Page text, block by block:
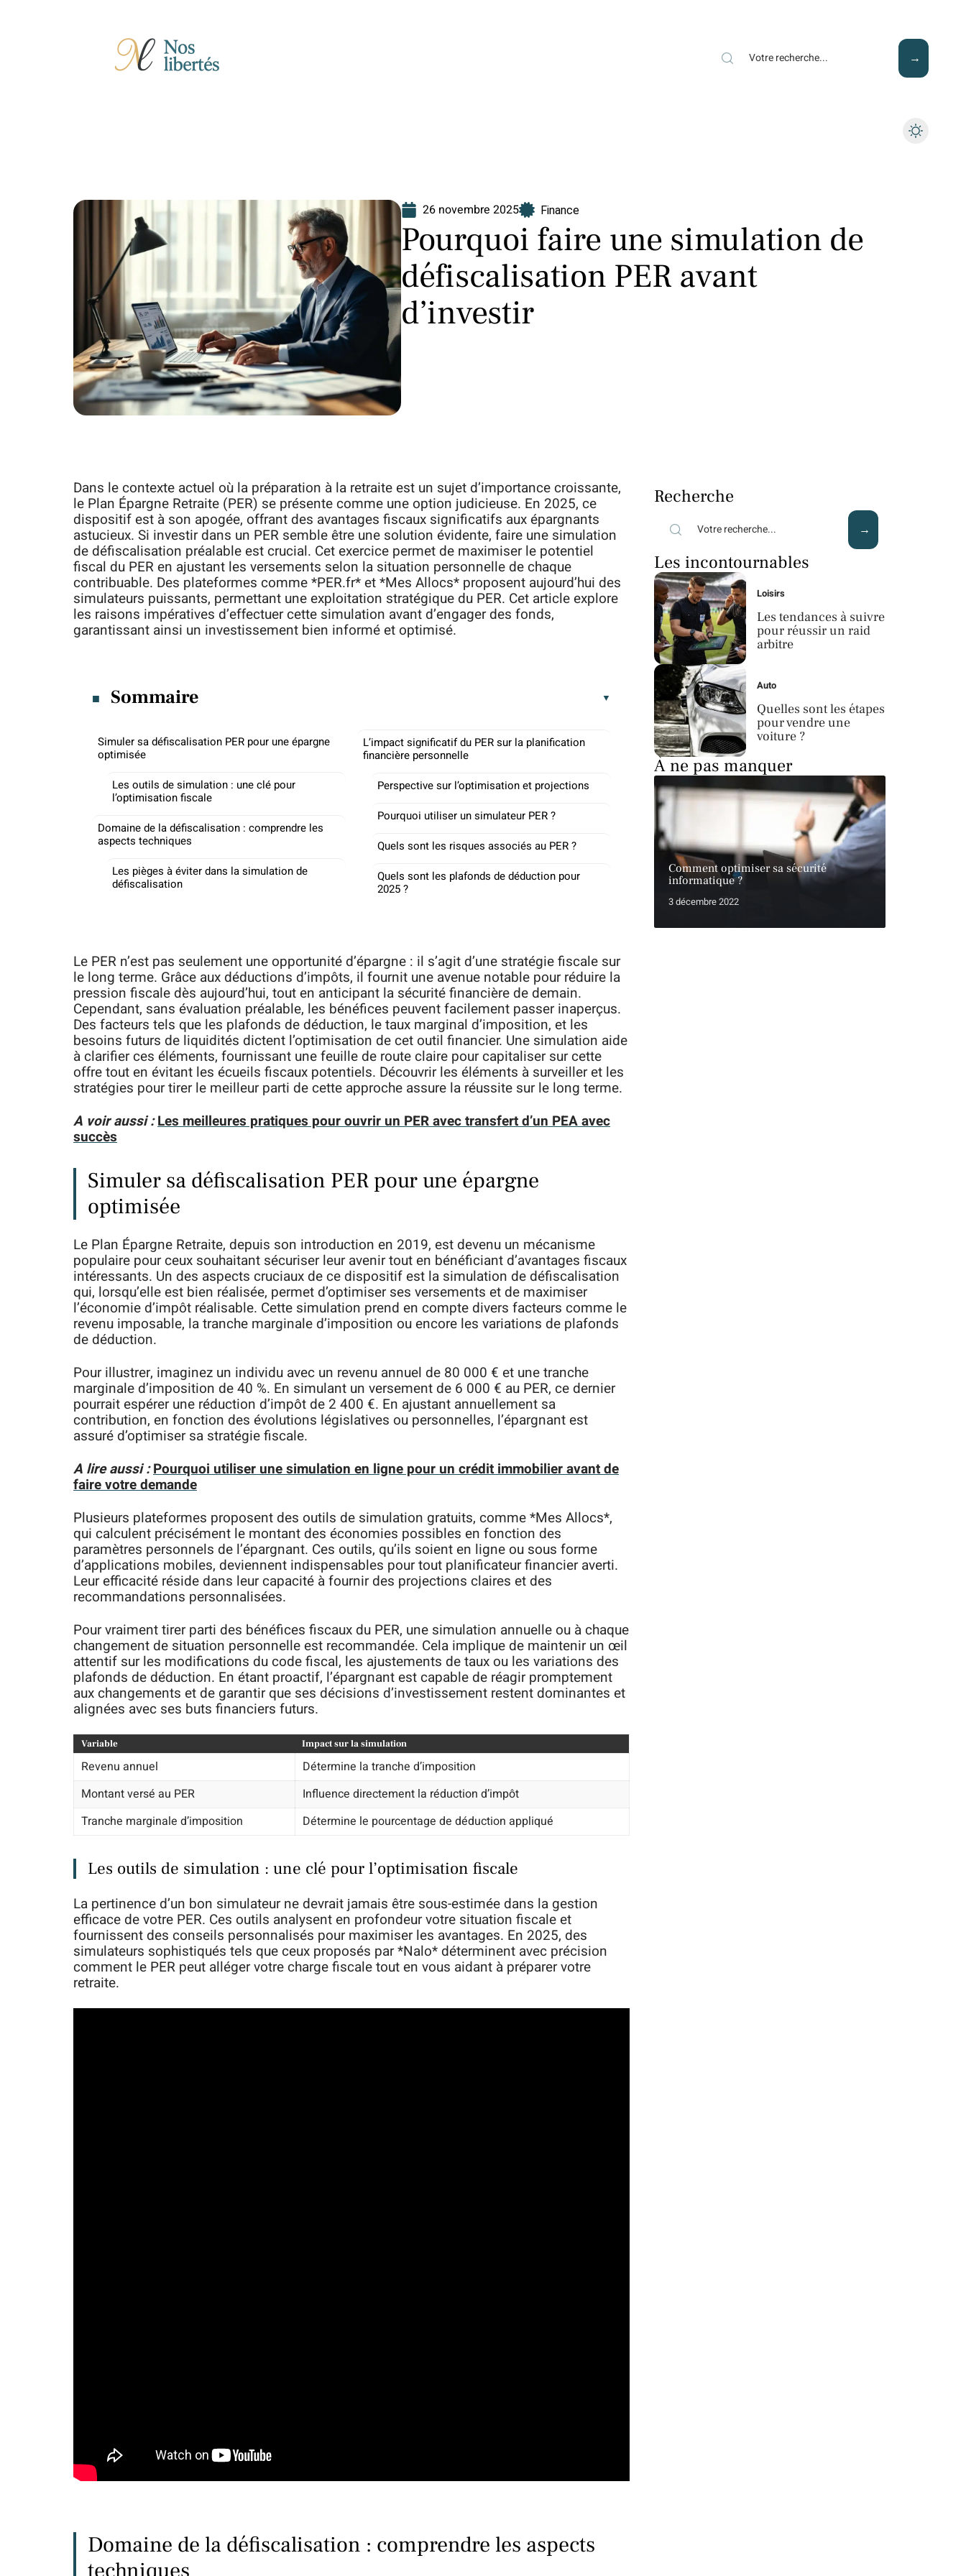
26 novembre 2025 Finance
Pourquoi faire une simulation de
défiscalisation PER avant
d’investir
Dans le contexte actuel où la préparation à la retraite est un sujet d’importance croissante,
le Plan Épargne Retraite (PER) se présente comme une option judicieuse. En 2025, ce
dispositif est à son apogée, offrant des avantages fiscaux significatifs aux épargnants
astucieux. Si investir dans un PER semble être une solution évidente, faire une simulation
de défiscalisation préalable est crucial. Cet exercice permet de maximiser le potentiel
fiscal du PER en ajustant les versements selon la situation personnelle de chaque
contribuable. Des plateformes comme *PER.fr* et *Mes Allocs* proposent aujourd’hui des
simulateurs puissants, permettant une exploitation stratégique du PER. Cet article explore
les raisons impératives d’effectuer cette simulation avant d’engager des fonds,
garantissant ainsi un investissement bien informé et optimisé.
Sommaire
Simuler sa défiscalisation PER pour une épargne
optimisée
Les outils de simulation : une clé pour
l’optimisation fiscale
Domaine de la défiscalisation : comprendre les
aspects techniques
Les pièges à éviter dans la simulation de
défiscalisation
L’impact significatif du PER sur la planification
financière personnelle
Perspective sur l’optimisation et projections
Pourquoi utiliser un simulateur PER ?
Quels sont les risques associés au PER ?
Quels sont les plafonds de déduction pour
2025 ?
Le PER n’est pas seulement une opportunité d’épargne : il s’agit d’une stratégie fiscale sur
le long terme. Grâce aux déductions d’impôts, il fournit une avenue notable pour réduire la
pression fiscale dès aujourd’hui, tout en anticipant la sécurité financière de demain.
Cependant, sans évaluation préalable, les bénéfices peuvent facilement passer inaperçus.
Des facteurs tels que les plafonds de déduction, le taux marginal d’imposition, et les
besoins futurs de liquidités dictent l’optimisation de cet outil financier. Une simulation aide
à clarifier ces éléments, fournissant une feuille de route claire pour capitaliser sur cette
offre tout en évitant les écueils fiscaux potentiels. Découvrir les éléments à surveiller et les
stratégies pour tirer le meilleur parti de cette approche assure la réussite sur le long terme.
A voir aussi :Les meilleures pratiques pour ouvrir un PER avec transfert d’un PEA avec
succès
Simuler sa défiscalisation PER pour une épargne
optimisée
Le Plan Épargne Retraite, depuis son introduction en 2019, est devenu un mécanisme
populaire pour ceux souhaitant sécuriser leur avenir tout en bénéficiant d’avantages fiscaux
intéressants. Un des aspects cruciaux de ce dispositif est la simulation de défiscalisation
qui, lorsqu’elle est bien réalisée, permet d’optimiser ses versements et de maximiser
l’économie d’impôt réalisable. Cette simulation prend en compte divers facteurs comme le
revenu imposable, la tranche marginale d’imposition ou encore les variations de plafonds
de déduction.
Pour illustrer, imaginez un individu avec un revenu annuel de 80 000 € et une tranche
marginale d’imposition de 40 %. En simulant un versement de 6 000 € au PER, ce dernier
pourrait espérer une réduction d’impôt de 2 400 €. En ajustant annuellement sa
contribution, en fonction des évolutions législatives ou personnelles, l’épargnant est
assuré d’optimiser sa stratégie fiscale.
A lire aussi :Pourquoi utiliser une simulation en ligne pour un crédit immobilier avant de
faire votre demande
Plusieurs plateformes proposent des outils de simulation gratuits, comme *Mes Allocs*,
qui calculent précisément le montant des économies possibles en fonction des
paramètres personnels de l’épargnant. Ces outils, qu’ils soient en ligne ou sous forme
d’applications mobiles, deviennent indispensables pour tout planificateur financier averti.
Leur efficacité réside dans leur capacité à fournir des projections claires et des
recommandations personnalisées.
Pour vraiment tirer parti des bénéfices fiscaux du PER, une simulation annuelle ou à chaque
changement de situation personnelle est recommandée. Cela implique de maintenir un œil
attentif sur les modifications du code fiscal, les ajustements de taux ou les variations des
plafonds de déduction. En étant proactif, l’épargnant est capable de réagir promptement
aux changements et de garantir que ses décisions d’investissement restent dominantes et
alignées avec ses buts financiers futurs.
Variable Impact sur la simulation
Revenu annuel
Détermine la tranche d’imposition
Montant versé au PER
Influence directement la réduction d’impôt
Tranche marginale d’imposition
Détermine le pourcentage de déduction appliqué
Les outils de simulation : une clé pour l’optimisation fiscale
La pertinence d’un bon simulateur ne devrait jamais être sous-estimée dans la gestion
efficace de votre PER. Ces outils analysent en profondeur votre situation fiscale et
fournissent des conseils personnalisés pour maximiser les avantages. En 2025, des
simulateurs sophistiqués tels que ceux proposés par *Nalo* déterminent avec précision
comment le PER peut alléger votre charge fiscale tout en vous aidant à préparer votre
retraite.
Domaine de la défiscalisation : comprendre les aspects
Recherche
Les incontournables
Loisirs
Les tendances à suivre
pour réussir un raid
arbitre
Auto
Quelles sont les étapes
pour vendre une
voiture ?
À ne pas manquer
Comment optimiser sa sécurité
informatique ?
3 décembre 2022